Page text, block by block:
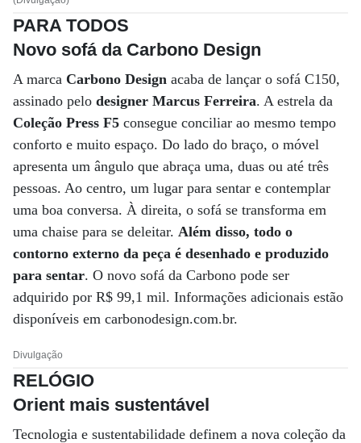
PARA TODOS
Novo sofá da Carbono Design
A marca Carbono Design acaba de lançar o sofá C150,
assinado pelo designer Marcus Ferreira. A estrela da
Coleção Press F5 consegue conciliar ao mesmo tempo
conforto e muito espaço. Do lado do braço, o móvel
apresenta um ângulo que abraça uma, duas ou até três
pessoas. Ao centro, um lugar para sentar e contemplar
uma boa conversa. À direita, o sofá se transforma em
uma chaise para se deleitar. Além disso, todo o
contorno externo da peça é desenhado e produzido
para sentar. O novo sofá da Carbono pode ser
adquirido por R$ 99,1 mil. Informações adicionais estão
disponíveis em carbonodesign.com.br.
Divulgação
RELÓGIO
Orient mais sustentável
Tecnologia e sustentabilidade definem a nova coleção da